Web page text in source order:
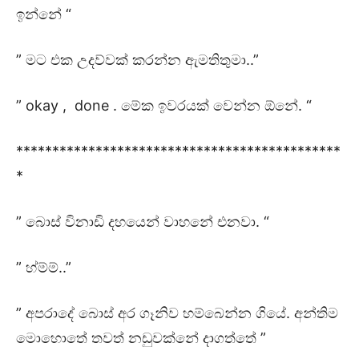
ඉන්නේ “
” මට එක උදව්වක් කරන්න ඇමතිතුමා..”
” okay , done . මේක ඉවරයක් වෙන්න ඕනේ. “
*********************************************
*
” බොස් විනාඩි දහයෙන් වාහනේ එනවා. “
” හ්ම්ම්..”
” අපරාදේ බොස් අර ගෑනිව හම්බෙන්න ගියේ. අන්තිම
මොහොතේ තවත් නඩුවක්නේ දාගත්තේ ”